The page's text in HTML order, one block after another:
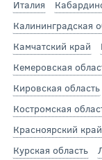
Италия
Калининградская
Камчатский край
Кемеровская
Кировская область
Костромская
Красноярский край
Курская область